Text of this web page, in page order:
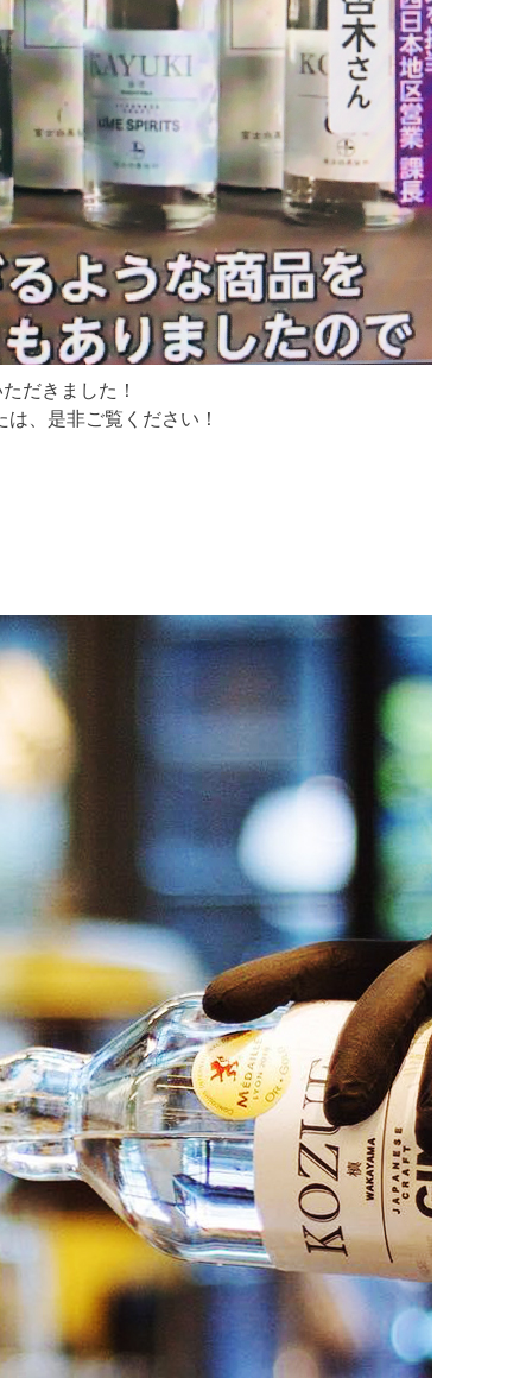
だきました！
、是非ご覧ください！